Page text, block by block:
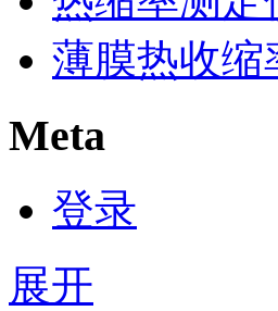
薄膜热收缩
Meta
登录
展开